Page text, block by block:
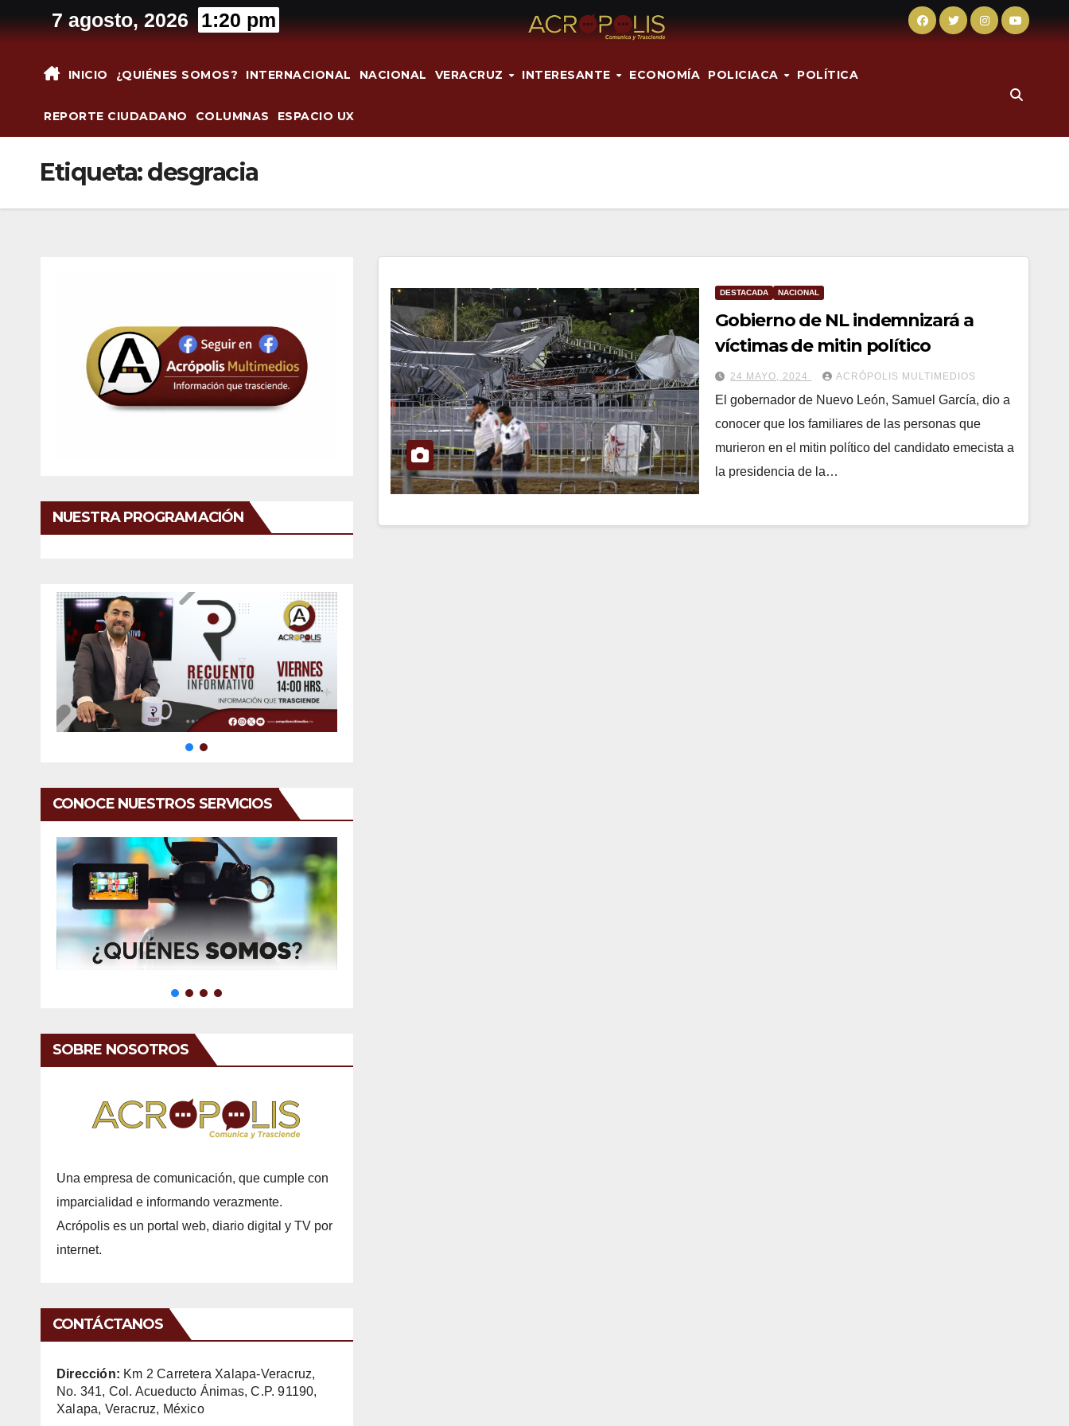
al
7 agosto, 2026 1:20 pm
INICIO ¿QUIÉNES SOMOS? INTERNACIONAL NACIONAL VERACRUZ INTERESANTE ECONOMÍA POLICIACA POLÍTICA
REPORTE CIUDADANO COLUMNAS ESPACIO UX
Etiqueta:desgracia
NUESTRA PROGRAMACIÓN
CONOCE NUESTROS SERVICIOS
SOBRE NOSOTROS
Una empresa de comunicación, que cumple con
imparcialidad e informando verazmente.
Acrópolis es un portal web, diario digital y TV por
internet.
CONTÁCTANOS
Dirección: Km 2 Carretera Xalapa-Veracruz,
No. 341, Col. Acueducto Ánimas, C.P. 91190,
Xalapa, Veracruz, México
DESTACADA NACIONAL
Gobierno de NL indemnizará a
víctimas de mitin político
24 MAYO, 2024 ACRÓPOLIS MULTIMEDIOS
El gobernador de Nuevo León, Samuel García, dio a
conocer que los familiares de las personas que
murieron en el mitin político del candidato emecista a
la presidencia de la…